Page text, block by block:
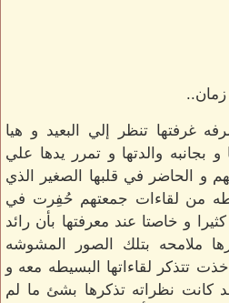
غرفتها تنظر إلي البعيد و هيا
بجانبه والدتها و تمرر يدها علي
و الحاضر في قلبها الصغير الذي
من لقاءات جمعتهم حُفِرت في
و خاصتا عند معرفتها بأن رائد
ملامحه بتلك الصور المشوشه
تتذكر لقاءاتها البسيطه معه و
كانت نظراته تذكرها بشئ ما لم